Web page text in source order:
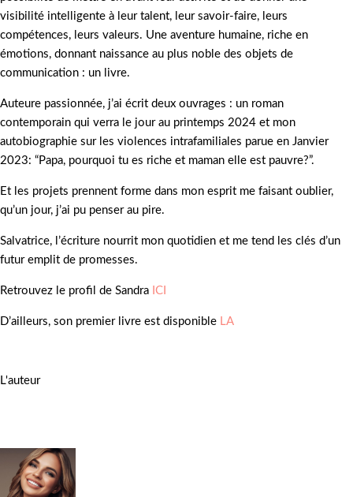
visibilité intelligente à leur talent, leur savoir-faire, leurs
compétences, leurs valeurs. Une aventure humaine, riche en
émotions, donnant naissance au plus noble des objets de
communication : un livre.
Auteure passionnée, j’ai écrit deux ouvrages : un roman
contemporain qui verra le jour au printemps 2024 et mon
autobiographie sur les violences intrafamiliales parue en Janvier
2023: “Papa, pourquoi tu es riche et maman elle est pauvre?”.
Et les projets prennent forme dans mon esprit me faisant oublier,
qu’un jour, j’ai pu penser au pire.
Salvatrice, l’écriture nourrit mon quotidien et me tend les clés d’un
futur emplit de promesses.
Retrouvez le profil de Sandra ICI
D’ailleurs, son premier livre est disponible LA
L'auteur